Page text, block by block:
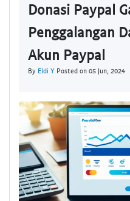
Donasi Paypal
Penggalangan
Akun Paypal
By Eldi Y Posted on 05 Jun, 2024